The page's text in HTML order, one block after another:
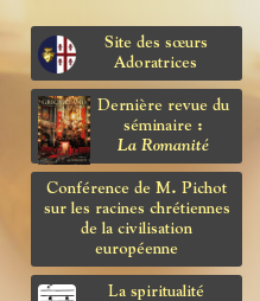
Site des sœurs
Adoratrices
Dernière revue du
séminaire :
La Romanité
Conférence de M. Pichot
sur les racines chrétiennes
de la civilisation
européenne
La spiritualité